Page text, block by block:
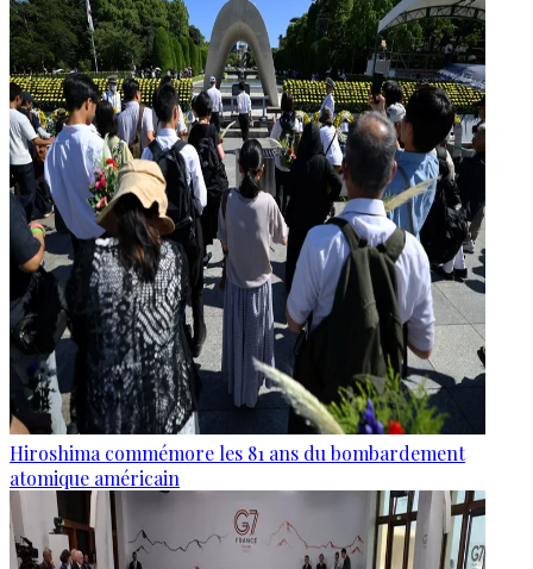
Hiroshima commémore les 81 ans du bombardement
atomique américain